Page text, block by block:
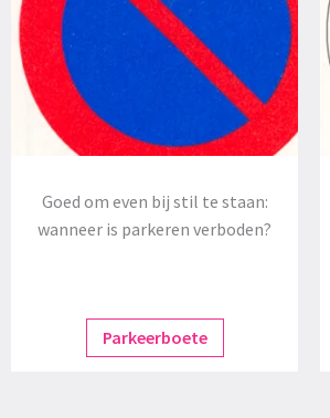
Goed om even bij stil te staan:
wanneer is parkeren verboden?
Parkeerboete